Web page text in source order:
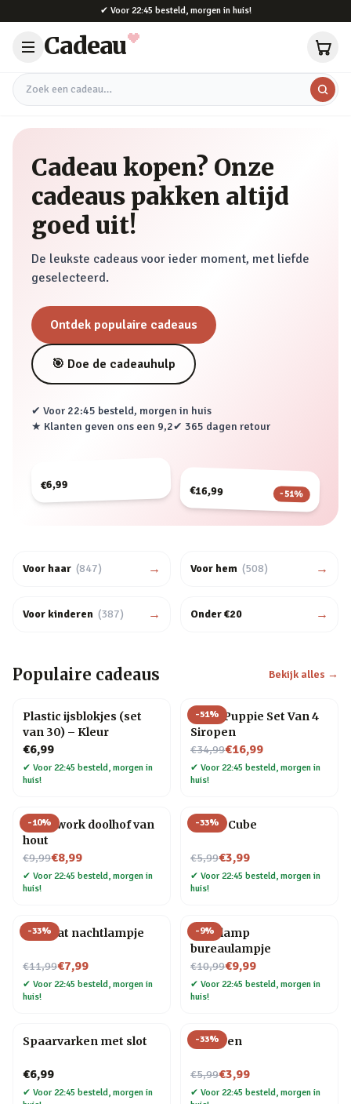
✔ Voor 22:45 besteld, morgen in huis!
Cadeau
Zoek een cadeau
Cadeau kopen? Onze
cadeaus pakken altijd
goed uit!
De leukste cadeaus voor ieder moment, met liefde
geselecteerd.
Ontdek populaire cadeaus
🎯 Doe de cadeauhulp
✔ Voor 22:45 besteld, morgen in huis
★ Klanten geven ons een 9,2✔ 365 dagen retour
€6,99 €16,99 -51%
Voor haar (847) → Voor hem (508) →
Voor kinderen (387) → Onder €20 →
Populaire cadeaus Bekijk alles →
Plastic ijsblokjes (set
van 30) – Kleur
€6,99
✔ Voor 22:45 besteld, morgen in
huis!
-51%
Slush Puppie Set Van 4
Siropen
€34,99
Nu voor€16,99
✔ Voor 22:45 besteld, morgen in
huis!
-10%
Teamwork doolhof van
hout
€9,99
Nu voor€8,99
✔ Voor 22:45 besteld, morgen in
huis!
-33%
Magic Cube
€5,99
Nu voor€3,99
✔ Voor 22:45 besteld, morgen in
huis!
-33%
Mini kat nachtlampje
€11,99
Nu voor€7,99
✔ Voor 22:45 besteld, morgen in
huis!
-9%
Gloeilamp
bureaulampje
€10,99
Nu voor€9,99
✔ Voor 22:45 besteld, morgen in
huis!
Spaarvarken met slot
€6,99
✔ Voor 22:45 besteld, morgen in
-33%
Veer pen
€5,99
Nu voor€3,99
✔ Voor 22:45 besteld, morgen in